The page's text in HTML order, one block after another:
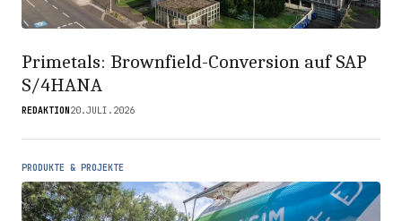
Primetals: Brownfield-Conversion auf SAP
S/4HANA
REDAKTION20.JULI.2026
PRODUKTE & PROJEKTE